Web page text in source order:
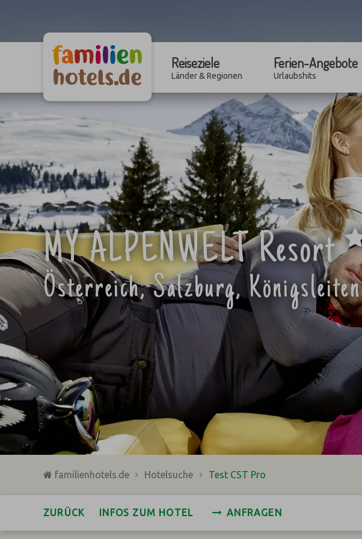
Reiseziele
Länder & Regionen
Ferien-Angebote
Urlaubshits
MY ALPENWELT Resort
Österreich, Salzburg, Königsleiten
familienhotels.de Hotelsuche Test CST Pro
ZURÜCK INFOS ZUM HOTEL ANFRAGEN